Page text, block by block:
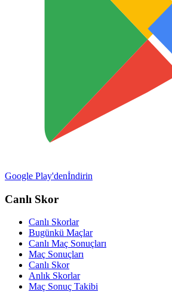
Google Play'denİndirin
Canlı Skor
Canlı Skorlar
Bugünkü Maçlar
Canlı Maç Sonuçları
Maç Sonuçları
Canlı Skor
Anlık Skorlar
Maç Sonuç Takibi